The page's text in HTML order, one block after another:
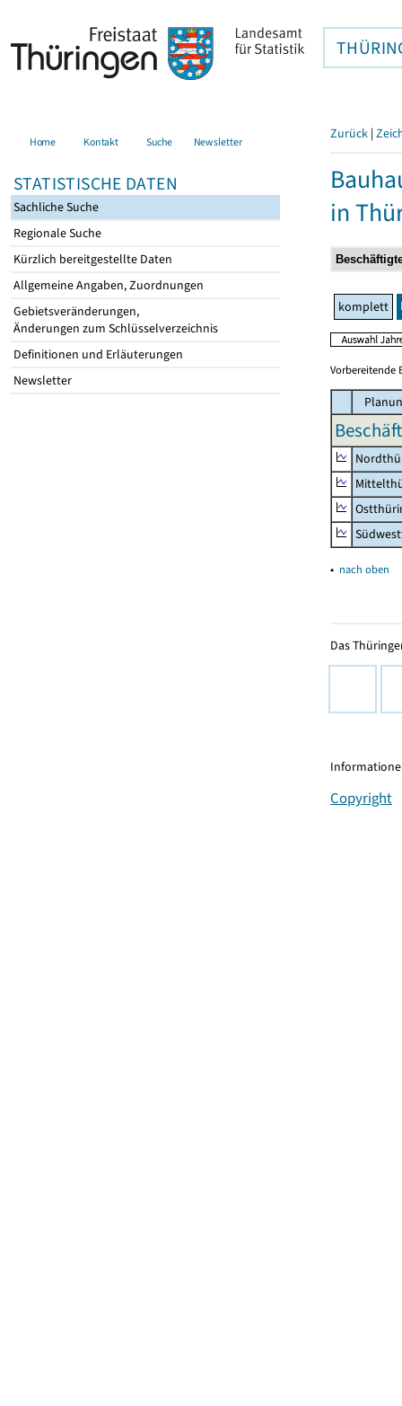
Home Kontakt Suche Newsletter
STATISTISCHE DATEN
Sachliche Suche
Regionale Suche
Kürzlich bereitgestellte Daten
Allgemeine Angaben, Zuordnungen
Gebietsveränderungen,
Änderungen zum Schlüsselverzeichnis
Definitionen und Erläuterungen
Newsletter
Zurück |
in
komplett
Vorbereitende
▴ nach oben
Das
Copyright